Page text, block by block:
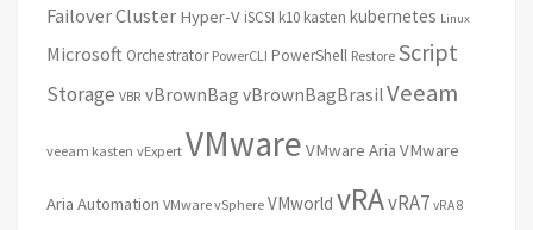
Failover Cluster Hyper-V iSCSI k10 kasten kubernetes Linux
Microsoft Orchestrator PowerCLI PowerShell Restore Script
Storage VBR vBrownBag vBrownBagBrasilVeeam
veeam kasten vExpert VMware VMware Aria VMware
Aria Automation VMware vSphere VMworld vRAvRA7 vRA 8